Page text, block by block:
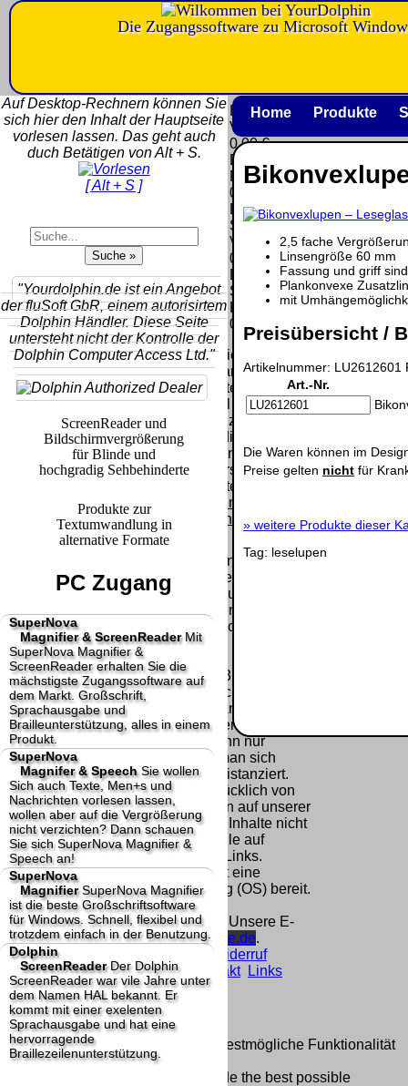
2,5 fache
Linsengröße 60 mm
Fassung und griff
Plankonvexe
mit
Preisübersicht /
Artikelnummer: LU2612601
Art.-Nr.
Die Waren können im
Preise gelten nicht für
» weitere Produkte dieser
Tag: leselupen
Home Produkte
Auf Desktop-Rechnern können Sie
sich hier den Inhalt der Hauptseite
vorlesen lassen. Das geht auch
duch Betätigen von Alt + S.
[ Alt + S ]
"Yourdolphin.de ist ein Angebot
der fluSoft GbR, einem autorisirtem
Dolphin Händler. Diese Seite
untersteht nicht der Kontrolle der
Dolphin Computer Access Ltd."
ScreenReader und
Bildschirmvergrößerung
für Blinde und
hochgradig Sehbehinderte
Produkte zur
Textumwandlung in
alternative Formate
PC Zugang
SuperNova
Magnifier & ScreenReaderMit
SuperNova Magnifier &
ScreenReader erhalten Sie die
mächstigste Zugangssoftware auf
dem Markt. Großschrift,
Sprachausgabe und
Brailleunterstützung, alles in einem
Produkt.
SuperNova
Magnifer & SpeechSie wollen
Sich auch Texte, Men+s und
Nachrichten vorlesen lassen,
wollen aber auf die Vergrößerung
nicht verzichten? Dann schauen
Sie sich SuperNova Magnifier &
Speech an!
SuperNova
MagnifierSuperNova Magnifier
ist die beste Großschriftsoftware
für Windows. Schnell, flexibel und
trotzdem einfach in der Benutzung.
Dolphin
ScreenReaderDer Dolphin
ScreenReader war vile Jahre unter
dem Namen HAL bekannt. Er
kommt mit einer exelenten
Sprachausgabe und hat eine
hervorragende
Braillezeilenunterstützung.
Die Zugangssoftware zu Microsoft
Code:
Deutschland
Nachnahme:
8.95 €
Deutschland
Vorkasse: 6.95
€
Schweiz)
Vorkasse:
20.00 €
EU (inkl.
Schweiz)
PayPal: 20.00
€
Der Versand erfolgt
als versichertes
Selbstabholung
vom Büro oder
von
0.00 €
Deutschland
Vorkasse:
0.00 €
Deutschland
PayPal:
0.00 €
EU (inkl.
Schweiz)
Vorkasse:
0.00 €
EU (inkl.
Schweiz)
PayPal:
0.00 €
Bei dieser
Versandart
erhalten Sie per
Email z.B. einen
Lizenzschlüssel
und die
Rechnung /
Lieferschein. Sie
erhalten also
keinen
Datenträger
.
Die in diesem Dokument genannten
Warenzeichen sind Eigentum der jeweiligen
Firmen. Preisänderungen, Irrtümer und
technische Änderungen vorbehalten.
letzte Änderung: 13. Juli 2026 fluSoft Spezial
Computer Technik,
Mit einem Urteil vom 12.05.1998 - 312 O 85/98 -
Haftung für Links hat das Landgericht Hamburg
entschieden, dass man durch die Anbringung
eines Links, die Inhalte der gelinkten Seite ggf.
mit zu verantworten hat. Dieses kann nur
dadurch verhindert werden, dass man sich
ausdrücklich von diesen Inhalten distanziert.
Hiermit distanzieren wir uns ausdrücklich von
allen Inhalten, aller gelinkten Seiten auf unserer
Homepage und machen uns diese Inhalte nicht
zu eigen. Diese Erklärung gilt für alle auf
unserer Homepage angebrachten Links.
Die Europäische Kommission stellt eine
Plattform zur Online-Streitbeilegung (OS) bereit.
Die Plattform finden Sie unter
http://ec.europa.eu/consumers/odr/
Unsere E-
Mailadresse lautet:info@dolphin-de.de.
Seitenanfang
Widerruf
Datenschutz Urheberrechte Kontakt
Links
Katalog (PDF) Sitemap
2026
große Anzeige Schließen
Diese Website nutzt Cookies, um bestmögliche Funktionalität
bieten zu können.
This website uses cookies to provide the best possible